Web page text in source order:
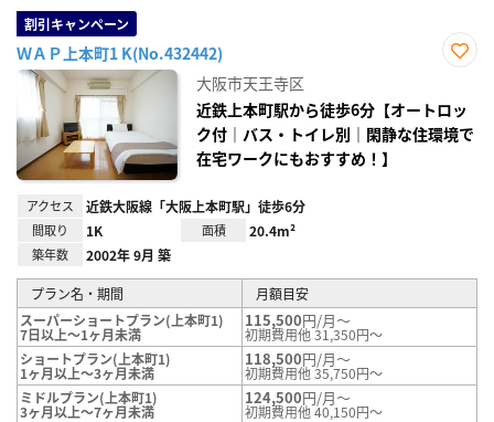
割引キャンペーン
ＷＡＰ上本町1 K(No.432442)
り登
録
大阪市天王寺区
近鉄上本町駅から徒歩6分【オートロッ
ク付｜バス・トイレ別｜閑静な住環境で
在宅ワークにもおすすめ！】
アクセス 近鉄大阪線「大阪上本町駅」徒歩6分
間取り 1K 面積 20.4m²
築年数 2002年 9月 築
プラン名・期間
月額目安
スーパーショートプラン(上本町1)
7日以上～1ヶ月未満
115,500円/月～
初期費用他 31,350円～
ショートプラン(上本町1)
1ヶ月以上～3ヶ月未満
118,500円/月～
初期費用他 35,750円～
ミドルプラン(上本町1)
3ヶ月以上～7ヶ月未満
124,500円/月～
初期費用他 40,150円～